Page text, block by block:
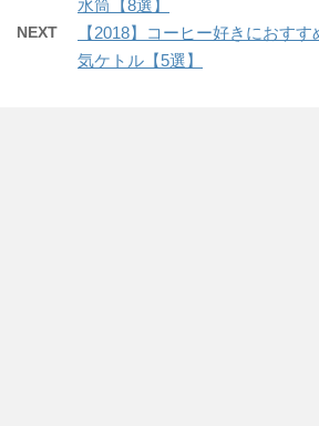
水筒【8選】
NEXT
【2018】コーヒー好きにおす
気ケトル【5選】